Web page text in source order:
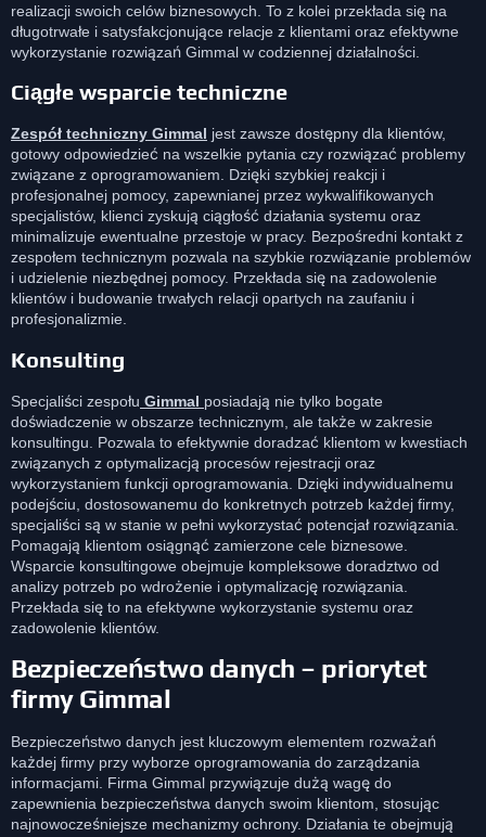
realizacji swoich celów biznesowych. To z kolei przekłada się na
długotrwałe i satysfakcjonujące relacje z klientami oraz efektywne
wykorzystanie rozwiązań Gimmal w codziennej działalności.
Ciągłe wsparcie techniczne
Zespół techniczny Gimmal jest zawsze dostępny dla klientów,
gotowy odpowiedzieć na wszelkie pytania czy rozwiązać problemy
związane z oprogramowaniem. Dzięki szybkiej reakcji i
profesjonalnej pomocy, zapewnianej przez wykwalifikowanych
specjalistów, klienci zyskują ciągłość działania systemu oraz
minimalizuje ewentualne przestoje w pracy. Bezpośredni kontakt z
zespołem technicznym pozwala na szybkie rozwiązanie problemów
i udzielenie niezbędnej pomocy. Przekłada się na zadowolenie
klientów i budowanie trwałych relacji opartych na zaufaniu i
profesjonalizmie.
Konsulting
Specjaliści zespołu Gimmal posiadają nie tylko bogate
doświadczenie w obszarze technicznym, ale także w zakresie
konsultingu. Pozwala to efektywnie doradzać klientom w kwestiach
związanych z optymalizacją procesów rejestracji oraz
wykorzystaniem funkcji oprogramowania. Dzięki indywidualnemu
podejściu, dostosowanemu do konkretnych potrzeb każdej firmy,
specjaliści są w stanie w pełni wykorzystać potencjał rozwiązania.
Pomagają klientom osiągnąć zamierzone cele biznesowe.
Wsparcie konsultingowe obejmuje kompleksowe doradztwo od
analizy potrzeb po wdrożenie i optymalizację rozwiązania.
Przekłada się to na efektywne wykorzystanie systemu oraz
zadowolenie klientów.
Bezpieczeństwo danych – priorytet
firmy Gimmal
Bezpieczeństwo danych jest kluczowym elementem rozważań
każdej firmy przy wyborze oprogramowania do zarządzania
informacjami. Firma Gimmal przywiązuje dużą wagę do
zapewnienia bezpieczeństwa danych swoim klientom, stosując
najnowocześniejsze mechanizmy ochrony. Działania te obejmują